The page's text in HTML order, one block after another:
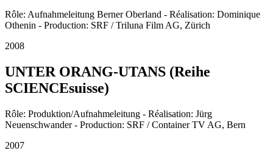
Rôle: Aufnahmeleitung Berner Oberland - Réalisation: Dominique
Othenin - Production: SRF / Triluna Film AG, Zürich
2008
UNTER ORANG-UTANS (Reihe
SCIENCEsuisse)
Rôle: Produktion/Aufnahmeleitung - Réalisation: Jürg
Neuenschwander - Production: SRF / Container TV AG, Bern
2007